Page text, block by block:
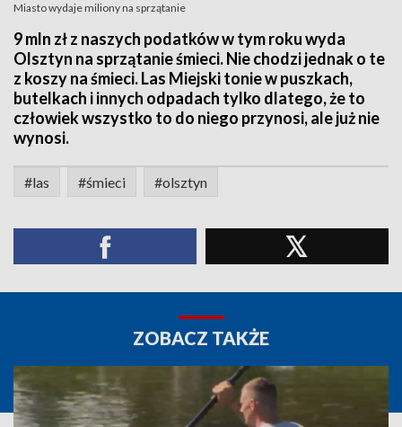
Miasto wydaje miliony na sprzątanie
9 mln zł z naszych podatków w tym roku wyda
Olsztyn na sprzątanie śmieci. Nie chodzi jednak o te
z koszy na śmieci. Las Miejski tonie w puszkach,
butelkach i innych odpadach tylko dlatego, że to
człowiek wszystko to do niego przynosi, ale już nie
wynosi.
#las #śmieci #olsztyn
ZOBACZ TAKŻE